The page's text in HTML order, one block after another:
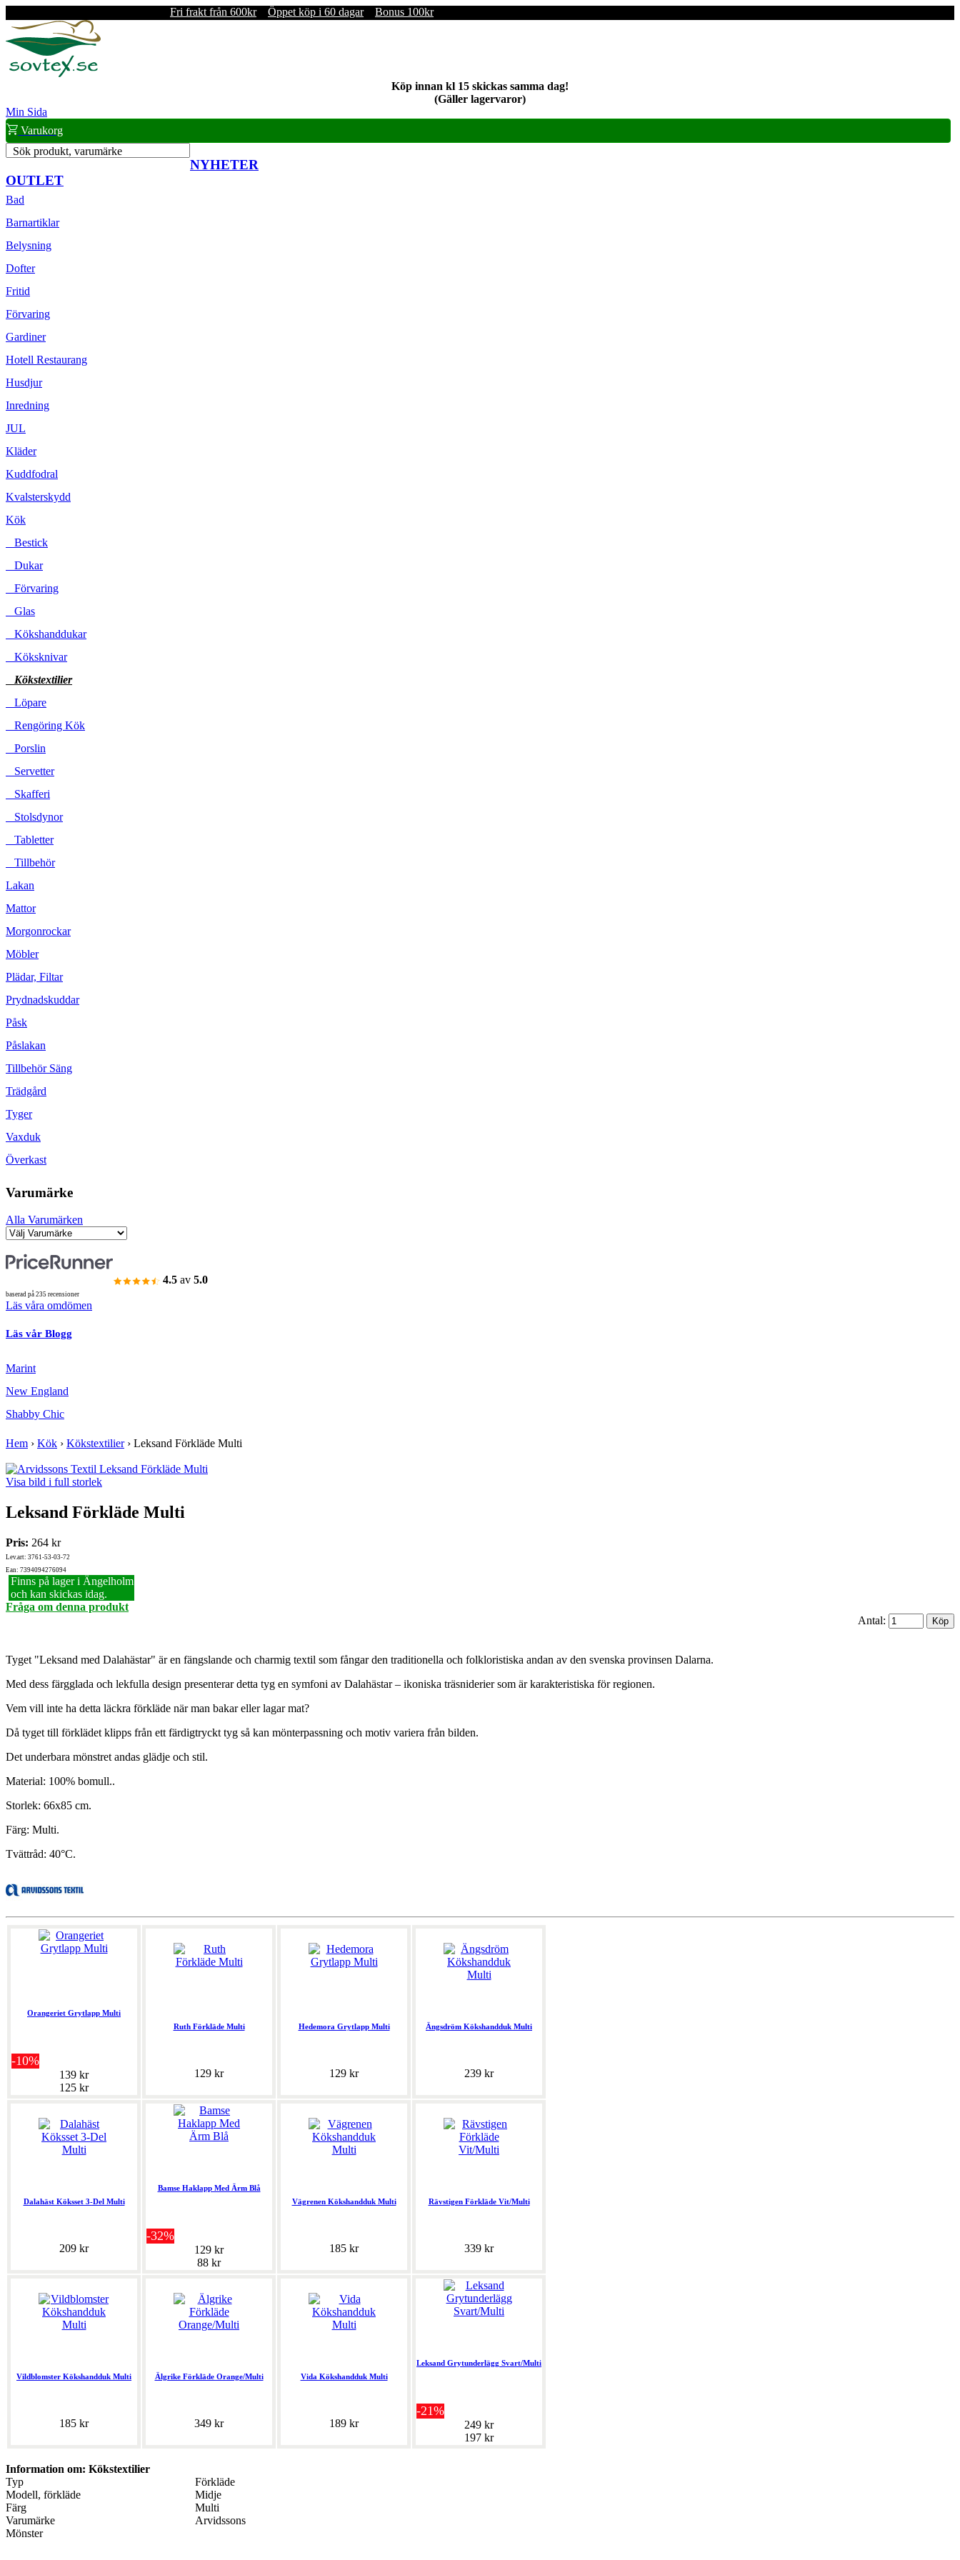
Fri frakt från 600kr Öppet köp i 60 dagar Bonus 100kr
Köp innan kl 15 skickas samma dag!
(Gäller lagervaror)
Min Sida
Varukorg
Sök produkt, varumärke
NYHETER
OUTLET
Bad
Barnartiklar
Belysning
Dofter
Fritid
Förvaring
Gardiner
Hotell Restaurang
Husdjur
Inredning
JUL
Kläder
Kuddfodral
Kvalsterskydd
Kök
Bestick
Dukar
Förvaring
Glas
Kökshanddukar
Köksknivar
Kökstextilier
Löpare
Rengöring Kök
Porslin
Servetter
Skafferi
Stolsdynor
Tabletter
Tillbehör
Lakan
Mattor
Morgonrockar
Möbler
Plädar, Filtar
Prydnadskuddar
Påsk
Påslakan
Tillbehör Säng
Trädgård
Tyger
Vaxduk
Överkast
Varumärke
Alla Varumärken
4.5 av 5.0
baserad på 235 recensioner
Läs våra omdömen
Läs vår Blogg
Marint
New England
Shabby Chic
Hem › Kök › Kökstextilier› Leksand Förkläde Multi
Visa bild i full storlek
Leksand Förkläde Multi
Pris: 264 kr
Lev.art: 3761-53-03-72
Ean: 7394094276094
Finns på lager i Ängelholm
och kan skickas idag.
Fråga om denna produkt
Antal:
Tyget "Leksand med Dalahästar" är en fängslande och charmig textil som fångar den traditionella och folkloristiska andan av den svenska provinsen Dalarna.
Med dess färgglada och lekfulla design presenterar detta tyg en symfoni av Dalahästar – ikoniska träsniderier som är karakteristiska för regionen.
Vem vill inte ha detta läckra förkläde när man bakar eller lagar mat?
Då tyget till förklädet klipps från ett färdigtryckt tyg så kan mönterpassning och motiv variera från bilden.
Det underbara mönstret andas glädje och stil.
Material: 100% bomull..
Storlek: 66x85 cm.
Färg: Multi.
Tvättråd: 40°C.
Orangeriet Grytlapp Multi
-10%
139 kr
125 kr
Ruth Förkläde Multi
129 kr
Hedemora Grytlapp Multi
129 kr
Ängsdröm Kökshandduk Multi
239 kr
Dalahäst Köksset 3-Del Multi
209 kr
Bamse Haklapp Med Ärm Blå
-32%
129 kr
88 kr
Vägrenen Kökshandduk Multi
185 kr
Rävstigen Förkläde Vit/Multi
339 kr
Vildblomster Kökshandduk Multi
185 kr
Älgrike Förkläde Orange/Multi
349 kr
Vida Kökshandduk Multi
189 kr
Leksand Grytunderlägg Svart/Multi
-21%
249 kr
197 kr
Information om: Kökstextilier
Typ
Förkläde
Modell, förkläde
Midje
Färg
Multi
Varumärke
Arvidssons
Mönster